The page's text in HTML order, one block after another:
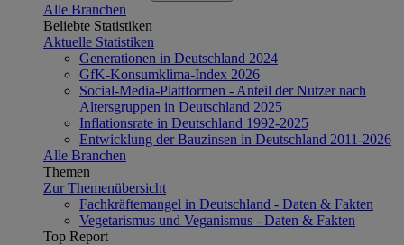
Alle Branchen
Beliebte Statistiken
Aktuelle Statistiken
Generationen in Deutschland 2024
GfK-Konsumklima-Index 2026
Social-Media-Plattformen - Anteil der Nutzer nach
Altersgruppen in Deutschland 2025
Inflationsrate in Deutschland 1992-2025
Entwicklung der Bauzinsen in Deutschland 2011-2026
Alle Branchen
Themen
Zur Themenübersicht
Fachkräftemangel in Deutschland - Daten & Fakten
Vegetarismus und Veganismus - Daten & Fakten
Top Report